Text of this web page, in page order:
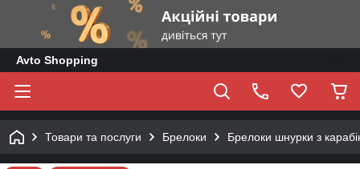
Avto Shopping
Товари та послуги Брелоки Брелоки шнурки з